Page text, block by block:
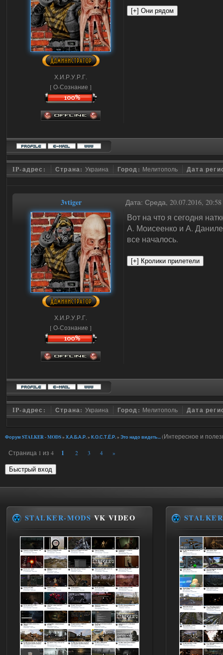
Х.И.Р.У.Р.Г.
[ О-Сознание ]
IP-адрес: Страна: Украина Город: Мелитополь Дата
3vtiger Дата: Среда, 20.07.2016,
Х.И.Р.У.Р.Г.
[ О-Сознание ]
Вот на что я сегодня
А. Моисеенко и А.
все началось.
IP-адрес: Страна: Украина Город: Мелитополь Дата
Форум STALKER - MODS» Х.А.Б.А.Р.» К.О.С.Т.Ё.Р.» Это надо видеть...(Интересное и
Страница 1 из 4 1 2 3 4 »
STALKER-MODS VK VIDEO